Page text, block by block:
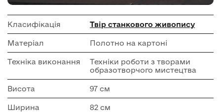
Класифікація Твір станкового живопису
Матеріал Полотно на картоні
Техніка виконання
Техніки роботи з творами
образотворчого мистецтва
Висота 97 см
Ширина 82 см